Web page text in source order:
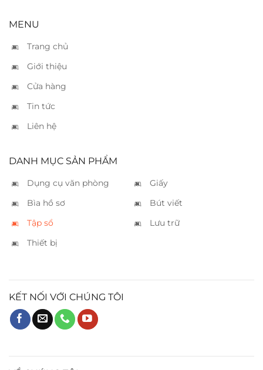
MENU
Trang chủ
Giới thiệu
Cửa hàng
Tin tức
Liên hệ
DANH MỤC SẢN PHẨM
Dụng cụ văn phòng
Giấy
Bìa hồ sơ
Bút viết
Tập sổ
Lưu trữ
Thiết bị
KẾT NỐI VỚI CHÚNG TÔI